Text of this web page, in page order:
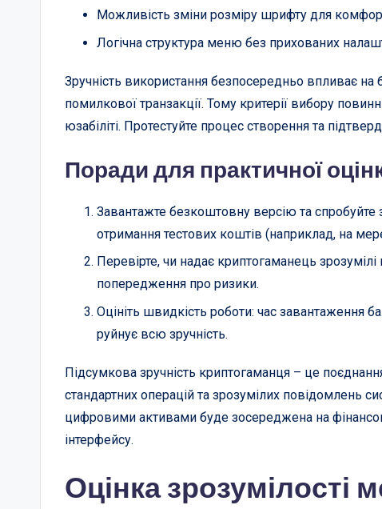
Можливість зміни розміру шрифту для
Логічна структура меню без прихованих
Зручність використання безпосередньо впливає
помилкової транзакції. Тому критерії вибору
юзабіліті. Протестуйте процес створення та
Поради для практичної
Завантажте безкоштовну версію та спробуйте
отримання тестових коштів (наприклад, на
Перевірте, чи надає криптогаманець зрозумілі
попередження про ризики.
Оцініть швидкість роботи: час завантаження
руйнує всю зручність.
Підсумкова зручність криптогаманця – це
стандартних операцій та зрозумілих повідомлень
цифровими активами буде зосереджена на
інтерфейсу.
Оцінка зрозумілості